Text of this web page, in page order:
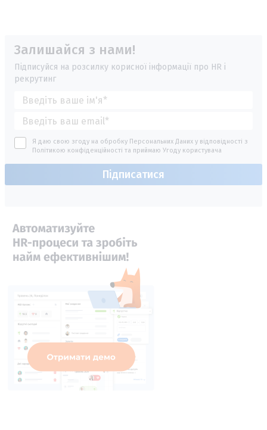
Залишайся з нами!
Підписуйся на розсилку корисної інформації про HR і
рекрутинг
Я даю свою згоду на обробку Персональних Даних у відповідності з
Політикою конфіденційності та приймаю Угоду користувача